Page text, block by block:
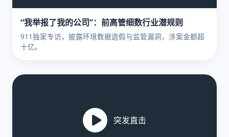
“我举报了我的公司”：前高管细数行业潜规则
911独家专访，披露环境数据造假与监管漏洞，涉案金额超
十亿。
突发直击